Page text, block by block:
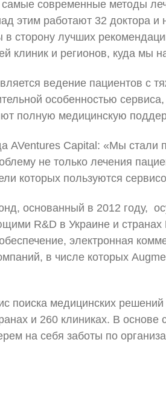
современные методы
этим работают 32 доктора
сторону лучших
клиник и регионов, куда мы
ведение пациентов с
особенностью
полную медицинскую
Capital: «Мы стали
не только лечения
которых пользуются
основанный в 2012 году,
R&D в Украине и
электронная
в числе которых
медицинских решений
и 260 клиниках. В
на себя заботы по